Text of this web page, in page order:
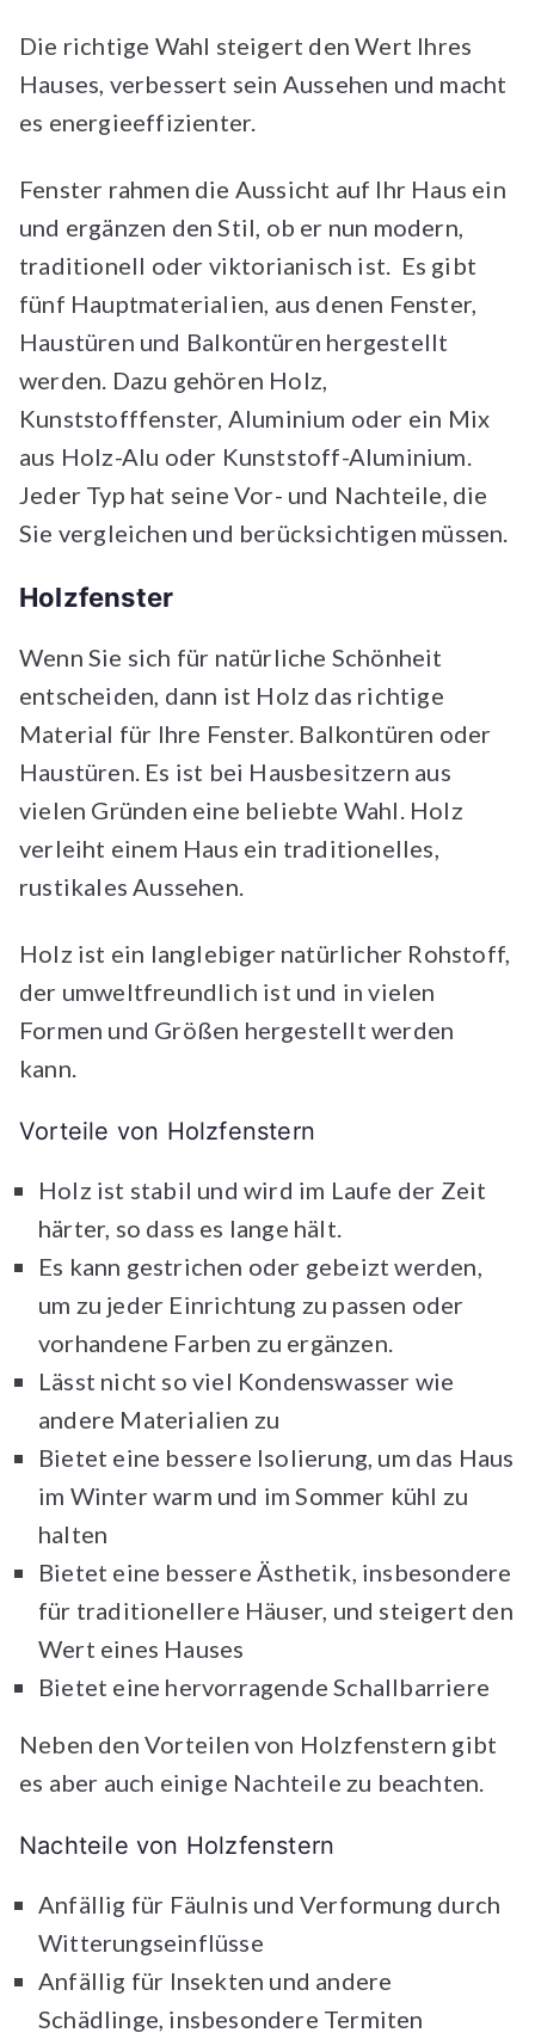
Die richtige Wahl steigert den Wert Ihres
Hauses, verbessert sein Aussehen und macht
es energieeffizienter.
Fenster rahmen die Aussicht auf Ihr Haus ein
und ergänzen den Stil, ob er nun modern,
traditionell oder viktorianisch ist. Es gibt
fünf Hauptmaterialien, aus denen Fenster,
Haustüren und Balkontüren hergestellt
werden. Dazu gehören Holz,
Kunststofffenster, Aluminium oder ein Mix
aus Holz-Alu oder Kunststoff-Aluminium.
Jeder Typ hat seine Vor- und Nachteile, die
Sie vergleichen und berücksichtigen müssen.
Holzfenster
Wenn Sie sich für natürliche Schönheit
entscheiden, dann ist Holz das richtige
Material für Ihre Fenster. Balkontüren oder
Haustüren. Es ist bei Hausbesitzern aus
vielen Gründen eine beliebte Wahl. Holz
verleiht einem Haus ein traditionelles,
rustikales Aussehen.
Holz ist ein langlebiger natürlicher Rohstoff,
der umweltfreundlich ist und in vielen
Formen und Größen hergestellt werden
kann.
Vorteile von Holzfenstern
Holz ist stabil und wird im Laufe der Zeit
härter, so dass es lange hält.
Es kann gestrichen oder gebeizt werden,
um zu jeder Einrichtung zu passen oder
vorhandene Farben zu ergänzen.
Lässt nicht so viel Kondenswasser wie
andere Materialien zu
Bietet eine bessere Isolierung, um das Haus
im Winter warm und im Sommer kühl zu
halten
Bietet eine bessere Ästhetik, insbesondere
für traditionellere Häuser, und steigert den
Wert eines Hauses
Bietet eine hervorragende Schallbarriere
Neben den Vorteilen von Holzfenstern gibt
es aber auch einige Nachteile zu beachten.
Nachteile von Holzfenstern
Anfällig für Fäulnis und Verformung durch
Witterungseinflüsse
Anfällig für Insekten und andere
Schädlinge, insbesondere Termiten